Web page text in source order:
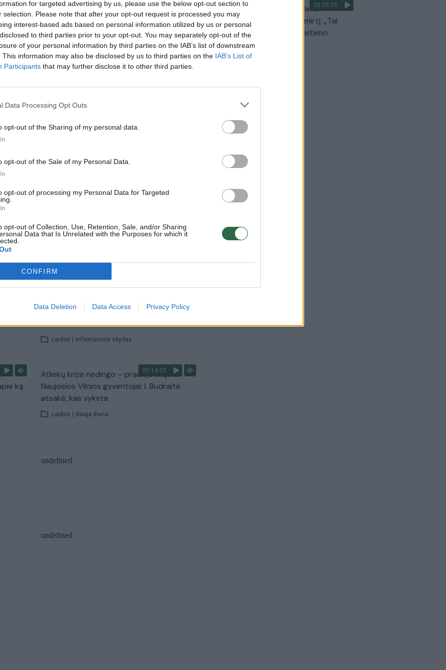
for targeted advertising by us, please use the below opt-out section to
selection. Please note that after your opt-out request is processed you may
interest-based ads based on personal information utilized by us or personal
to third parties prior to your opt-out. You may separately opt-out of the
of your personal information by third parties on the IAB’s list of downstream
This information may also be disclosed by us to third parties on the IAB’s List of
Participants that may further disclose it to other third parties.
Data Processing Opt Outs
opt-out of the Sharing of my personal data.
opt-out of the Sale of my Personal Data.
opt-out of processing my Personal Data for Targeted
opt-out of Collection, Use, Retention, Sale, and/or Sharing
Data that Is Unrelated with the Purposes for which it
CONFIRM
Data Deletion Data Access Privacy Policy
Savanoriai Reporteris
į
Laidos Žinios
ir
Dronai Vokietijoje kelia vis daugiau
Visi įrašai
į
reitingai tarprinkiminiu laikotarpiu dažnai
nieko nereiškia?
Laidos | Informacinis skydas
–
ką
00:14:33
Atliekų krizė nedingo – pradėjo skųstis
Naujosios Vilnios gyventojai: I. Budraitė
atsakė, kas vyksta
Laidos | Nauja diena
00:05:25
K. Prunskienės brolis prisiminė
jaudinančią akimirką prieš mirtį: „Tai
buvo simbolinis mūsų pagerbimo
ženklas“